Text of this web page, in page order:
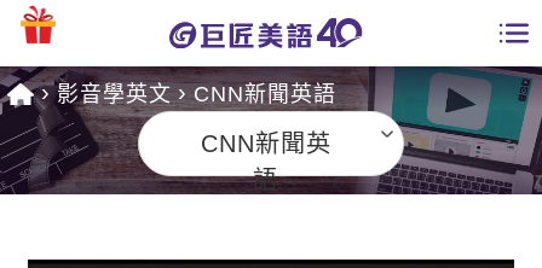
課程總覽
學員專區
影音學英文 CNN新聞英語
CNN新聞英
語